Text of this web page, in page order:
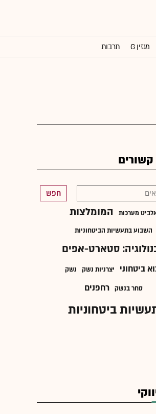
מגזין G תרבות
חפש
מערכות המומלצות
השבוע בתעשיות הביטחוניות
סטארט-אפים
ביטחוני יצרניות נשק נשק
סחר בנשק רחפנים
ביטחוניות